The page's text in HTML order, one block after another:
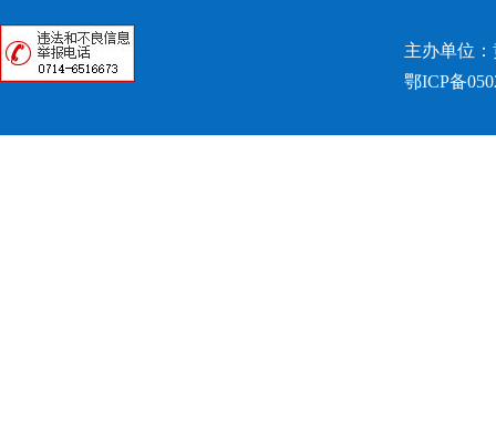
主办单位
鄂ICP备